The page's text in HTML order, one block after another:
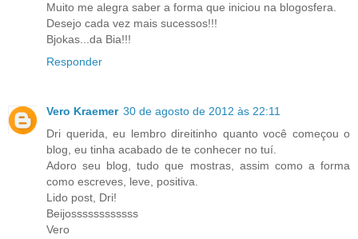
Muito me alegra saber a forma que iniciou na blogosfera.
Desejo cada vez mais sucessos!!!
Bjokas...da Bia!!!
Responder
Vero Kraemer 30 de agosto de 2012 às 22:11
Dri querida, eu lembro direitinho quanto você começou o
blog, eu tinha acabado de te conhecer no tuí.
Adoro seu blog, tudo que mostras, assim como a forma
como escreves, leve, positiva.
Lido post, Dri!
Beijossssssssssss
Vero